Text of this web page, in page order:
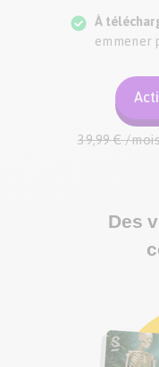
Des
À
emmener
39,99 € /mois